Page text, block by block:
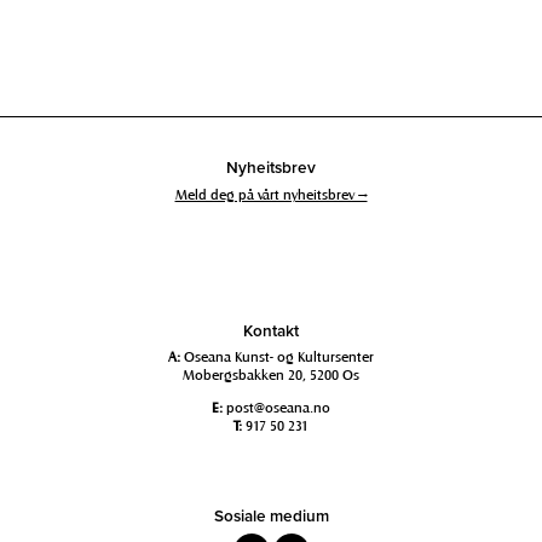
Nyheitsbrev
Meld deg på vårt nyheitsbrev →
Kontakt
A: Oseana Kunst- og Kultursenter
Mobergsbakken 20, 5200 Os
E: post@oseana.no
T: 917 50 231
Sosiale medium